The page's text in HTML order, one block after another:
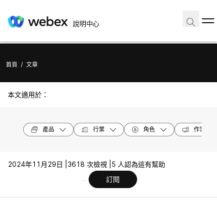
說明中心
首頁 / 文章
本文適用於：
產品 行業 角色 作業系統
2024年11月29日 | 3618 次檢視 | 5 人認為這有幫助
訂閱